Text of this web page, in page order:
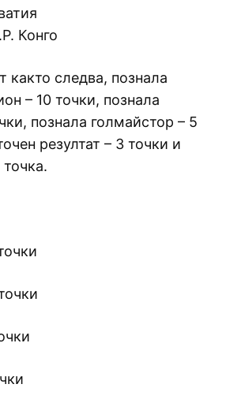
Конго
както следва, познала
– 10 точки, познала
познала голмайстор – 5
резултат – 3 точки и
точка.